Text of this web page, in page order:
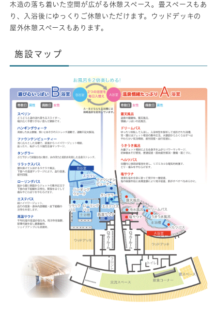
木造の落ち着いた空間が広がる休憩スペース。畳スペースもあ
り、入浴後にゆっくりご休憩いただけます。ウッドデッキの
屋外休憩スペースもあります。
施設マップ